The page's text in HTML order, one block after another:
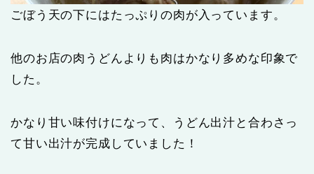
ごぼう天の下にはたっぷりの肉が入っています。
他のお店の肉うどんよりも肉はかなり多めな印象で
した。
かなり甘い味付けになって、うどん出汁と合わさっ
て甘い出汁が完成していました！